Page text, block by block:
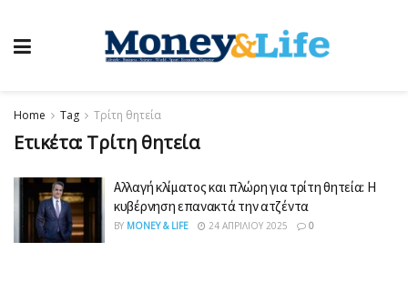
Home Tag Τρίτη θητεία
Ετικέτα: Τρίτη θητεία
Αλλαγή κλίματος και πλώρη για τρίτη θητεία: Η
κυβέρνηση επανακτά την ατζέντα
BY MONEY & LIFE 24 ΑΠΡΙΛΊΟΥ 2025 0